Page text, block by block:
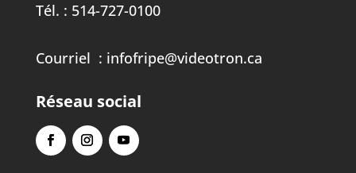
Tél. : 514-727-0100
Courriel : infofripe@videotron.ca
Réseau social